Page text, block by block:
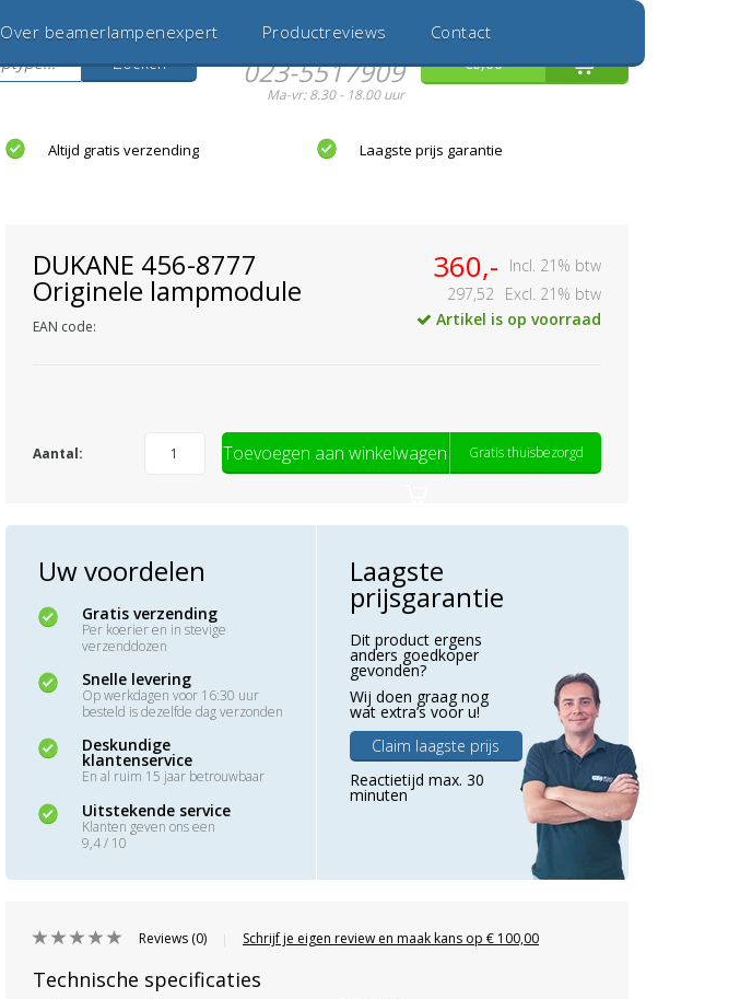
Inloggen
Zoeken
Hulp nodig?
023-5517909
Ma-vr: 8.30 - 18.00 uur
€0,00
Over beamerlampenexpert Productreviews Contact
Altijd gratis verzending Laagste prijs garantie
DUKANE 456-8777
Originele lampmodule
EAN code:
360,-
Incl. 21% btw
297,52 Excl. 21% btw
Artikel is op voorraad
Aantal: Toevoegen aan winkelwagen Gratis thuisbezorgd
Uw voordelen
Gratis verzending
Per koerier en in stevige
verzenddozen
Snelle levering
Op werkdagen voor 16:30 uur
besteld is dezelfde dag verzonden
Deskundige
klantenservice
En al ruim 15 jaar betrouwbaar
Uitstekende service
Klanten geven ons een
9,4 / 10
Laagste
prijsgarantie
Dit product ergens
anders goedkoper
gevonden?
Wij doen graag nog
wat extra’s voor u!
Claim laagste prijs
Reactietijd max. 30
minuten
Reviews (0) Schrijf je eigen review en maak kans op € 100,00
Technische specificaties